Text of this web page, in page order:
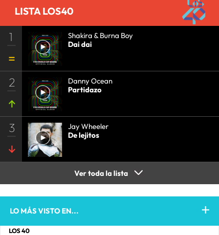
LISTA LOS40
1
Shakira & Burna Boy
Dai dai
2
Danny Ocean
Partidazo
3
Jay Wheeler
De lejitos
Ver toda la lista
LO MÁS VISTO EN...
LOS 40